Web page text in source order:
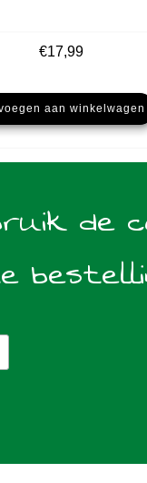
€17,99
aan winkelwagen
de